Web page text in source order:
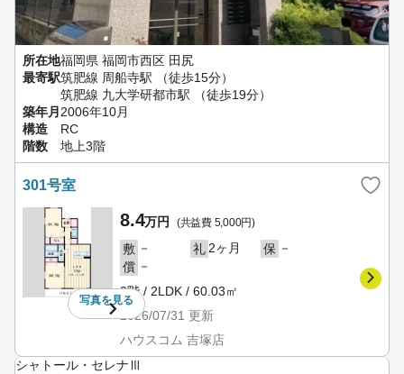
所在地福岡県 福岡市西区 田尻
最寄駅筑肥線 周船寺駅 （徒歩15分）
筑肥線 九大学研都市駅 （徒歩19分）
築年月 2006年10月
構造
RC
階数
地上3階
301号室
写真を見る
8.4万円 (共益費 5,000円)
敷 － 礼2ヶ月 保 －
償 －
3階 / 2LDK / 60.03㎡
2026/07/31 更新
ハウスコム 吉塚店
シャトール・セレナⅢ